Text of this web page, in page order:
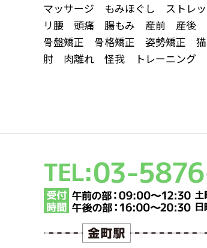
マッサージ もみほぐし スト
リ腰 頭痛 腸もみ 産前 産後
骨盤矯正 骨格矯正 姿勢矯正
肘 肉離れ 怪我 トレーニング